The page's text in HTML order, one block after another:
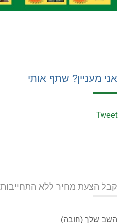
אני מעניין? שתף אותי
Tweet
קבל הצעת מחיר ללא התחייבות
השם שלך (חובה)